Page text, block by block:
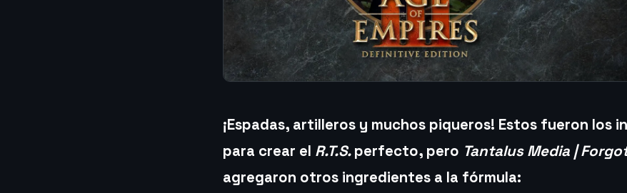
¡Espadas, artilleros y muchos piqueros! Estos fueron los
para crear el R.T.S.perfecto, pero Tantalus Media |
agregaron otros ingredientes a la fórmula: